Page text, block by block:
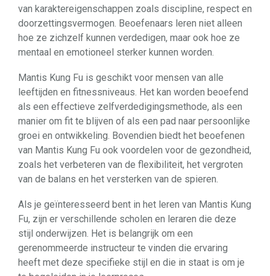
van karaktereigenschappen zoals discipline, respect en
doorzettingsvermogen. Beoefenaars leren niet alleen
hoe ze zichzelf kunnen verdedigen, maar ook hoe ze
mentaal en emotioneel sterker kunnen worden.
Mantis Kung Fu is geschikt voor mensen van alle
leeftijden en fitnessniveaus. Het kan worden beoefend
als een effectieve zelfverdedigingsmethode, als een
manier om fit te blijven of als een pad naar persoonlijke
groei en ontwikkeling. Bovendien biedt het beoefenen
van Mantis Kung Fu ook voordelen voor de gezondheid,
zoals het verbeteren van de flexibiliteit, het vergroten
van de balans en het versterken van de spieren.
Als je geïnteresseerd bent in het leren van Mantis Kung
Fu, zijn er verschillende scholen en leraren die deze
stijl onderwijzen. Het is belangrijk om een
gerenommeerde instructeur te vinden die ervaring
heeft met deze specifieke stijl en die in staat is om je